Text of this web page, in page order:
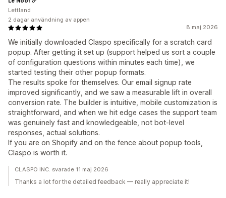
8 maj 2026
We initially downloaded Claspo specifically for a scratch card
popup. After getting it set up (support helped us sort a couple
of configuration questions within minutes each time), we
started testing their other popup formats.
The results spoke for themselves. Our email signup rate
improved significantly, and we saw a measurable lift in overall
conversion rate. The builder is intuitive, mobile customization is
straightforward, and when we hit edge cases the support team
was genuinely fast and knowledgeable, not bot-level
responses, actual solutions.
If you are on Shopify and on the fence about popup tools,
Claspo is worth it.
Lettland
2 dagar användning av appen
CLASPO INC. svarade 11 maj 2026
Thanks a lot for the detailed feedback — really appreciate it!